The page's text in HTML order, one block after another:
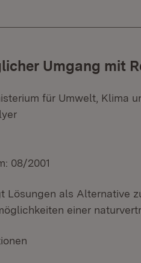
Umgang mit
für Umwelt, Klima
08/2001
Lösungen als Alternative
einer